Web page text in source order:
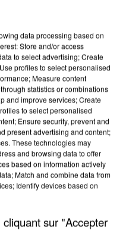
LANCE UN ÉLAN
data processing based on
Store and/or access
to select advertising; Create
profiles to select personalised
Measure content
statistics or combinations
and improve services; Create
to select personalised
Ensure security, prevent and
present advertising and content;
These technologies may
and browsing data to offer
based on information actively
Match and combine data from
Identify devices based on
sur "Accepter